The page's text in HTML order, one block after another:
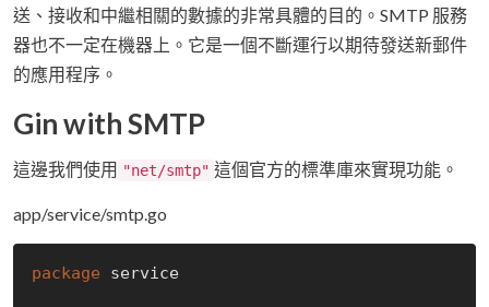
送、接收和中繼相關的數據的非常具體的目的。SMTP 服務
器也不一定在機器上。它是一個不斷運行以期待發送新郵件
的應用程序。
Gin with SMTP
這邊我們使用 "net/smtp" 這個官方的標準庫來實現功能。
app/service/smtp.go
package service